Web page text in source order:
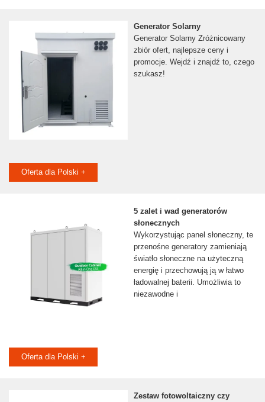
Generator Solarny
Generator Solarny Zróżnicowany
zbiór ofert, najlepsze ceny i
promocje. Wejdź i znajdź to, czego
szukasz!
Oferta dla Polski +
5 zalet i wad generatorów
słonecznych
Wykorzystując panel słoneczny, te
przenośne generatory zamieniają
światło słoneczne na użyteczną
energię i przechowują ją w łatwo
ładowalnej baterii. Umożliwia to
niezawodne i
Oferta dla Polski +
Zestaw fotowoltaiczny czy